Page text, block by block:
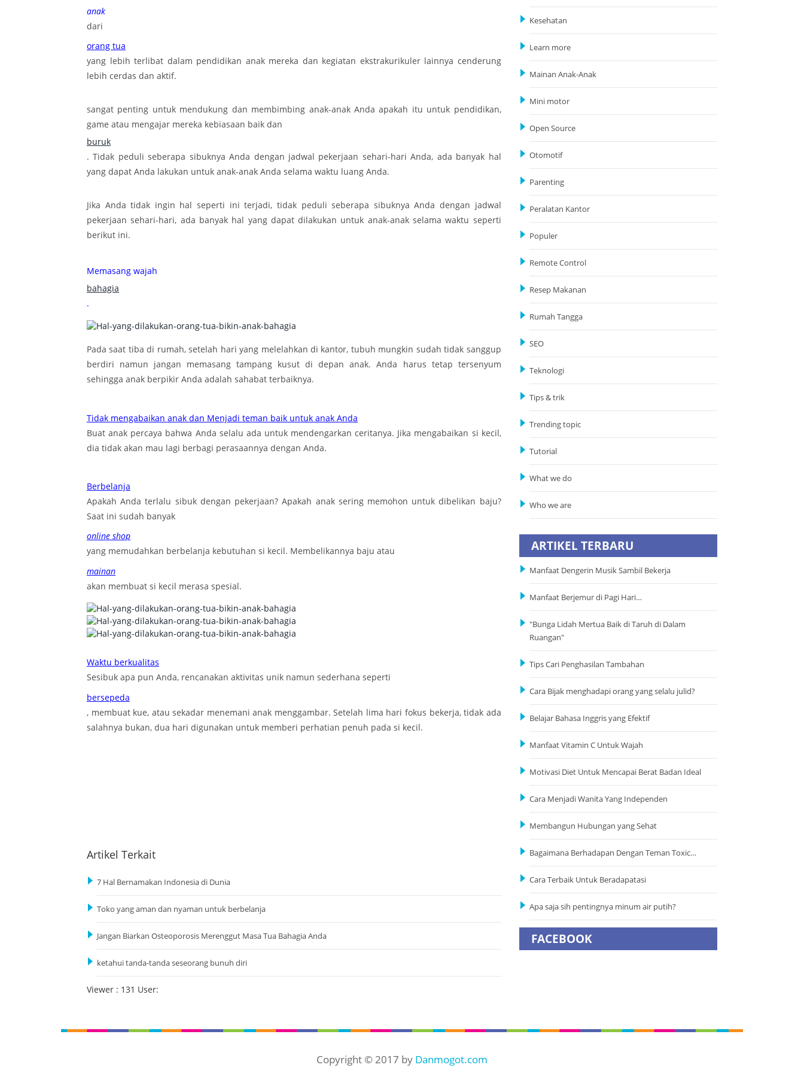
anak
dari
orang tua
yang lebih terlibat dalam pendidikan anak mereka dan kegiatan ekstrakurikuler lainnya cenderung
lebih cerdas dan aktif.
sangat penting untuk mendukung dan membimbing anak-anak Anda apakah itu untuk pendidikan,
game atau mengajar mereka kebiasaan baik dan
buruk
. Tidak peduli seberapa sibuknya Anda dengan jadwal pekerjaan sehari-hari Anda, ada banyak hal
yang dapat Anda lakukan untuk anak-anak Anda selama waktu luang Anda.
Jika Anda tidak ingin hal seperti ini terjadi, tidak peduli seberapa sibuknya Anda dengan jadwal
pekerjaan sehari-hari, ada banyak hal yang dapat dilakukan untuk anak-anak selama waktu seperti
berikut ini.
Memasang wajah
bahagia
.
Pada saat tiba di rumah, setelah hari yang melelahkan di kantor, tubuh mungkin sudah tidak sanggup
berdiri namun jangan memasang tampang kusut di depan anak. Anda harus tetap tersenyum
sehingga anak berpikir Anda adalah sahabat terbaiknya.
Tidak mengabaikan anak dan Menjadi teman baik untuk anak Anda
Buat anak percaya bahwa Anda selalu ada untuk mendengarkan ceritanya. Jika mengabaikan si kecil,
dia tidak akan mau lagi berbagi perasaannya dengan Anda.
Berbelanja
Apakah Anda terlalu sibuk dengan pekerjaan? Apakah anak sering memohon untuk dibelikan baju?
Saat ini sudah banyak
online shop
yang memudahkan berbelanja kebutuhan si kecil. Membelikannya baju atau
mainan
akan membuat si kecil merasa spesial.
Waktu berkualitas
Sesibuk apa pun Anda, rencanakan aktivitas unik namun sederhana seperti
bersepeda
, membuat kue, atau sekadar menemani anak menggambar. Setelah lima hari fokus bekerja, tidak ada
salahnya bukan, dua hari digunakan untuk memberi perhatian penuh pada si kecil.
Artikel Terkait
7 Hal Bernamakan Indonesia di Dunia
Toko yang aman dan nyaman untuk berbelanja
Jangan Biarkan Osteoporosis Merenggut Masa Tua Bahagia Anda
ketahui tanda-tanda seseorang bunuh diri
Viewer : 131 User:
Kesehatan
Learn more
Mainan Anak-Anak
Mini motor
Open Source
Otomotif
Parenting
Peralatan Kantor
Populer
Remote Control
Resep Makanan
Rumah Tangga
SEO
Teknologi
Tips & trik
Trending topic
Tutorial
What we do
Who we are
ARTIKEL TERBARU
Manfaat Dengerin Musik Sambil Bekerja
Manfaat Berjemur di Pagi Hari…
"Bunga Lidah Mertua Baik di Taruh di Dalam
Ruangan"
Tips Cari Penghasilan Tambahan
Cara Bijak menghadapi orang yang selalu julid?
Belajar Bahasa Inggris yang Efektif
Manfaat Vitamin C Untuk Wajah
Motivasi Diet Untuk Mencapai Berat Badan Ideal
Cara Menjadi Wanita Yang Independen
Membangun Hubungan yang Sehat
Bagaimana Berhadapan Dengan Teman Toxic…
Cara Terbaik Untuk Beradapatasi
Apa saja sih pentingnya minum air putih?
FACEBOOK
Copyright © 2017 by Danmogot.com